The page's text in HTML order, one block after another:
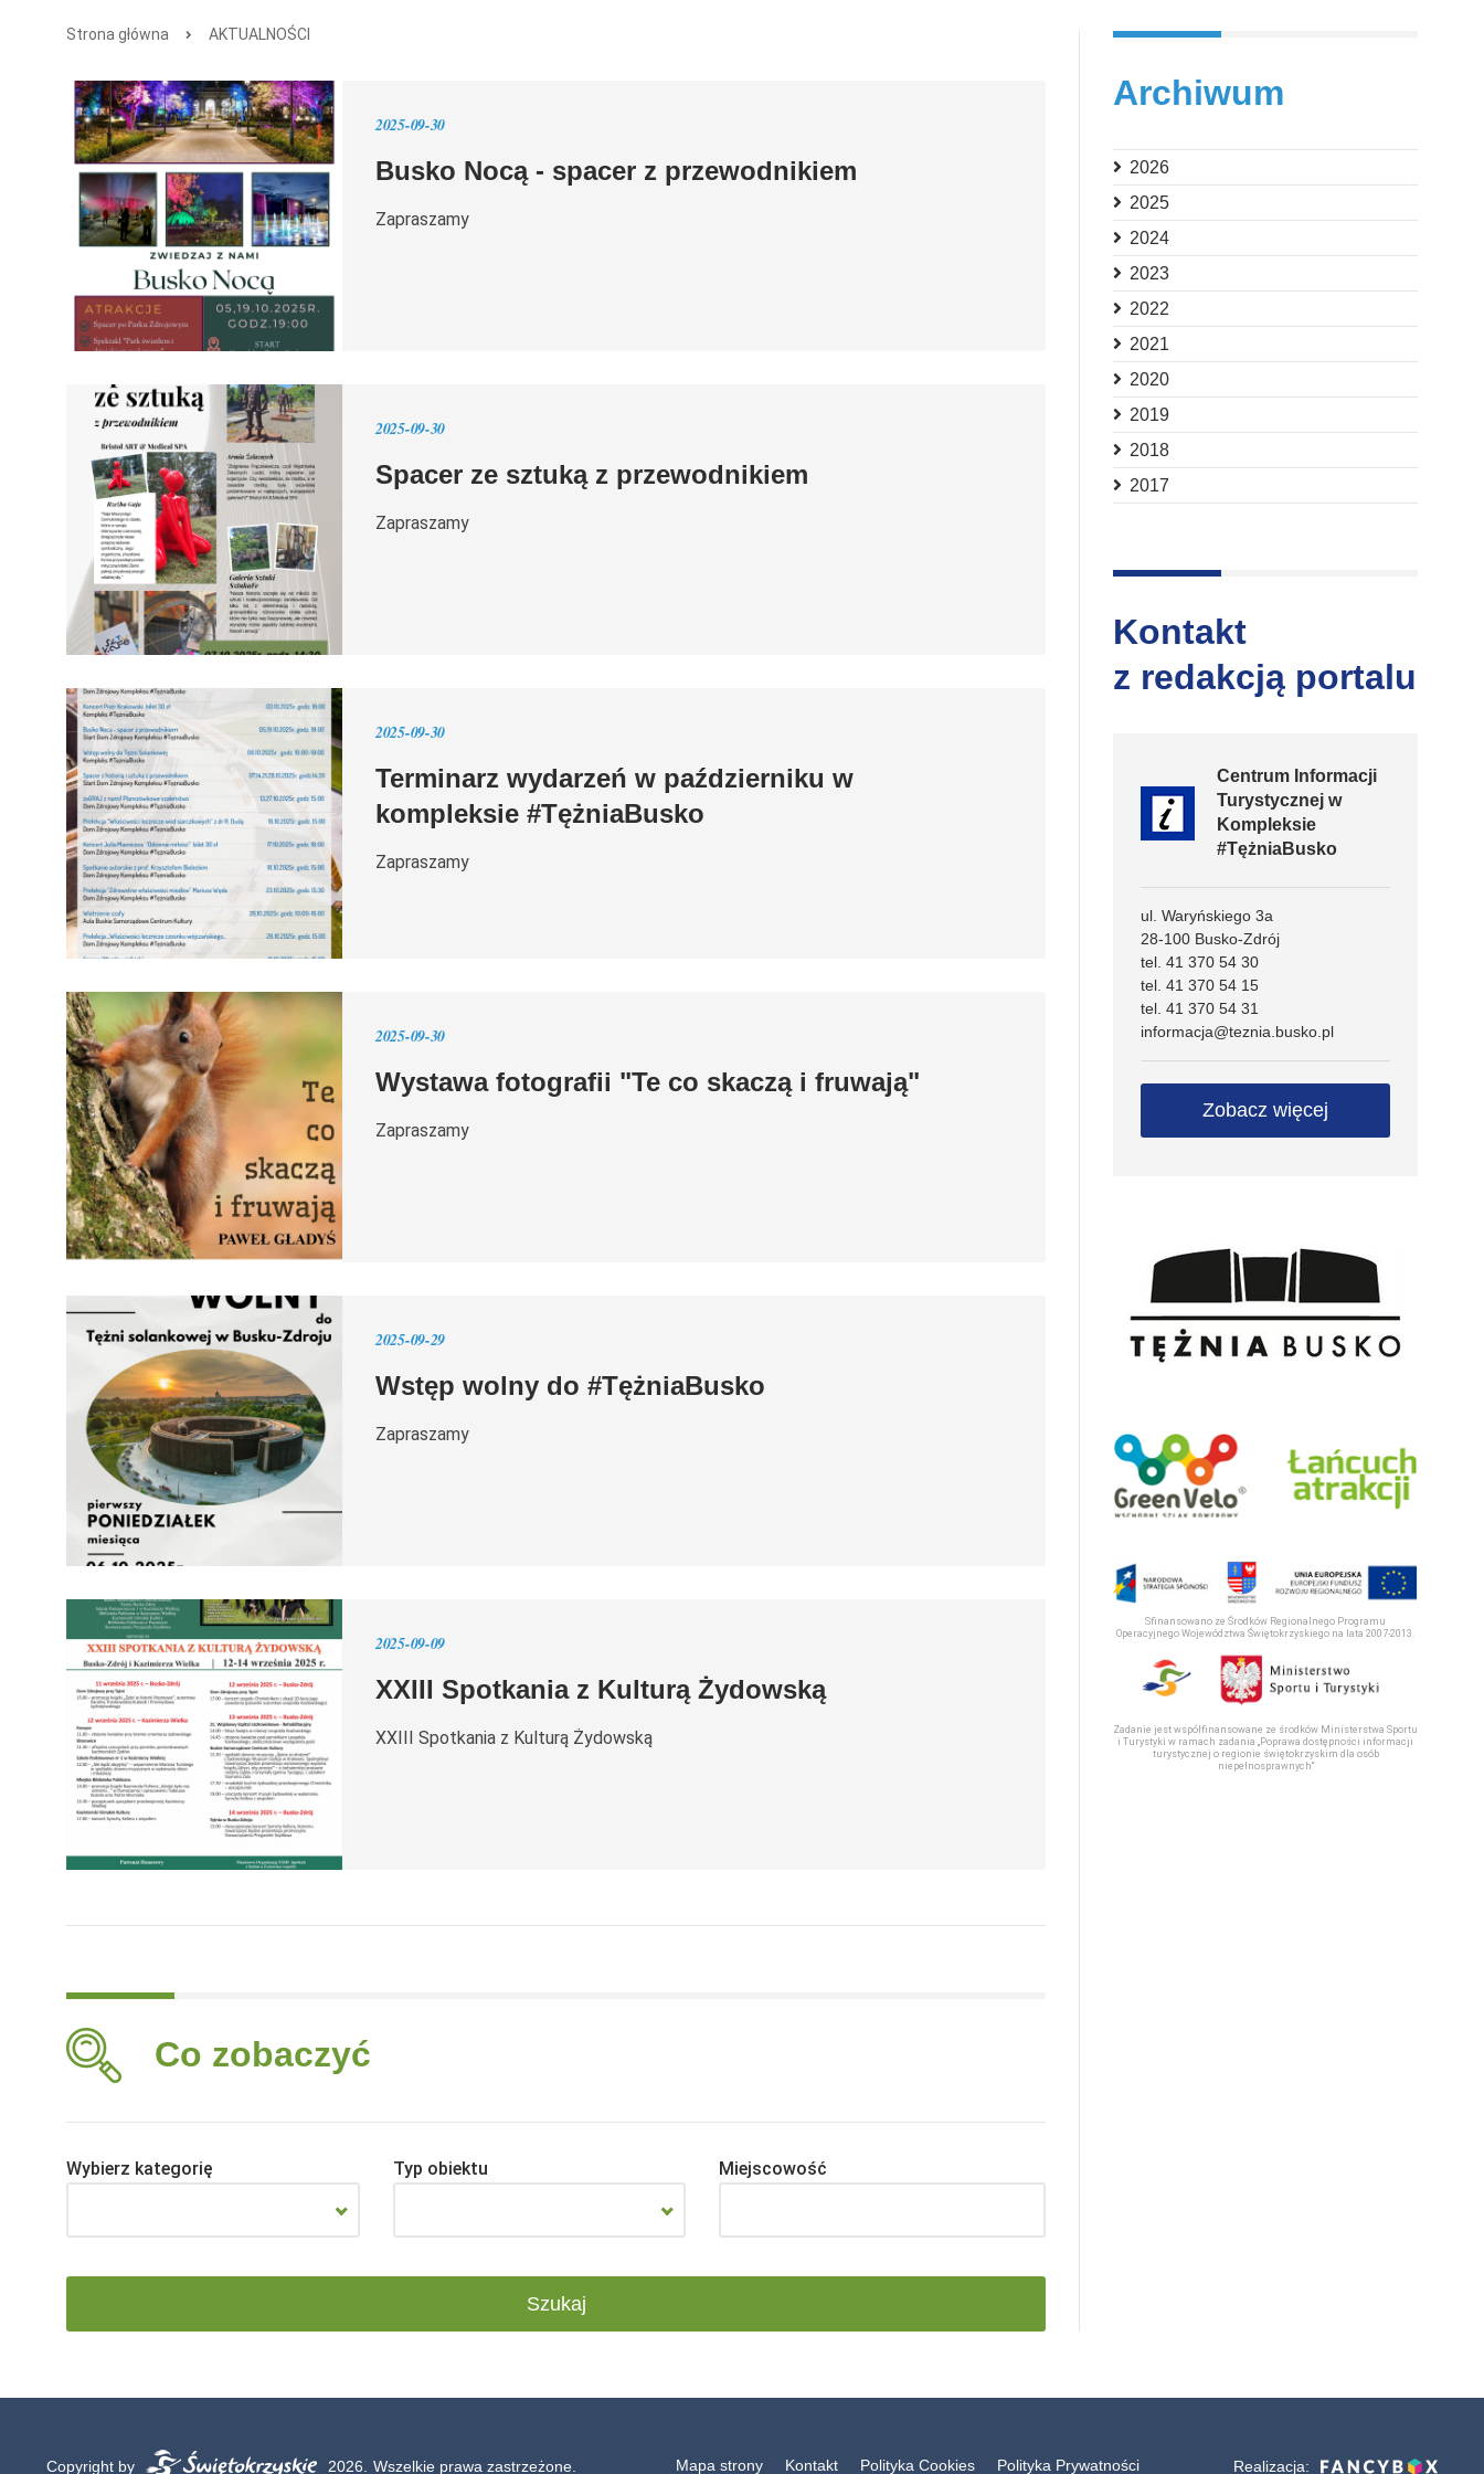
Strona główna AKTUALNOŚCI
2025-09-30
Busko Nocą - spacer z przewodnikiem
Zapraszamy
2025-09-30
Spacer ze sztuką z przewodnikiem
Zapraszamy
2025-09-30
Terminarz wydarzeń w październiku w
kompleksie #TężniaBusko
Zapraszamy
2025-09-30
Wystawa fotografii "Te co skaczą i fruwają"
Zapraszamy
2025-09-29
Wstęp wolny do #TężniaBusko
Zapraszamy
2025-09-09
XXIII Spotkania z Kulturą Żydowską
XXIII Spotkania z Kulturą Żydowską
Co zobaczyć
Wybierz kategorię Typ obiektu Miejscowość
Archiwum
2026
2025
2024
2023
2022
2021
2020
2019
2018
2017
Kontakt
z redakcją portalu
Centrum Informacji
Turystycznej w
Kompleksie
#TężniaBusko
ul. Waryńskiego 3a
28-100 Busko-Zdrój
tel. 41 370 54 30
tel. 41 370 54 15
tel. 41 370 54 31
informacja@teznia.busko.pl
Zobacz więcej
Sfinansowano ze Środków Regionalnego Programu
Operacyjnego Województwa Świętokrzyskiego na lata 2007-2013.
Zadanie jest współfinansowane ze środków Ministerstwa Sportu
i Turystyki w ramach zadania „Poprawa dostępności informacji
turystycznej o regionie świętokrzyskim dla osób
niepełnosprawnych“
Copyright by 2026. Wszelkie prawa zastrzeżone. Mapa strony Kontakt Polityka Cookies Polityka Prywatności Realizacja: